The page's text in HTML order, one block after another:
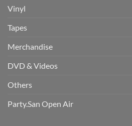
Vinyl
Tapes
Merchandise
DVD & Videos
Others
Party.San Open Air